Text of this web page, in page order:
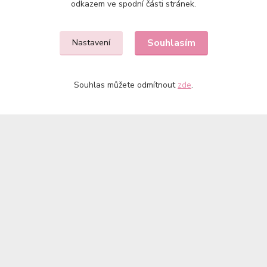
PAOLA REINAodkazem ve spodní části stránek.
Nastavení Souhlasím
Souhlas můžete odmítnout zde.